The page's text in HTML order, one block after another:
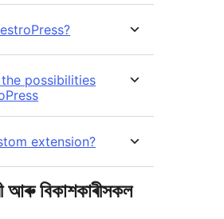
possibilities
extension?
আৰু বিকাশকাৰীসকল